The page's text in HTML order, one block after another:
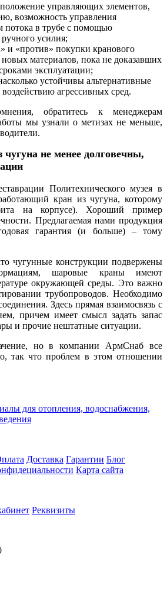
управляющих элементов,
возможность управления
потока в трубе с помощью
усилия;
и «против» покупки кранового
новых материалов, пока не доказавших
эксплуатации;
устойчивы альтернативные
агрессивных сред.
обратитесь к менеджерам
мы узнали о метизах не меньше,
не менее долговечны,
Политехнического музея в
кран из чугуна, которому
на корпусе). Хороший пример
Предлагаемая нами продукция
гарантия (и больше) – тому
чугунные конструкции подвержены
шаровые краны имеют
окружающей среды. Это важно
трубопроводов. Необходимо
Здесь прямая взаимосвязь с
причем имеет смысл задать запас
и прочие нештатные ситуации.
но в компании АрмСнаб все
так что проблем в этом отношении
для отопления, водоснабжения,
Доставка Гарантии Блог
Карта сайта
Реквизиты